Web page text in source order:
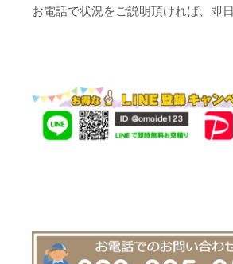
お電話で状況をご説明頂ければ、即